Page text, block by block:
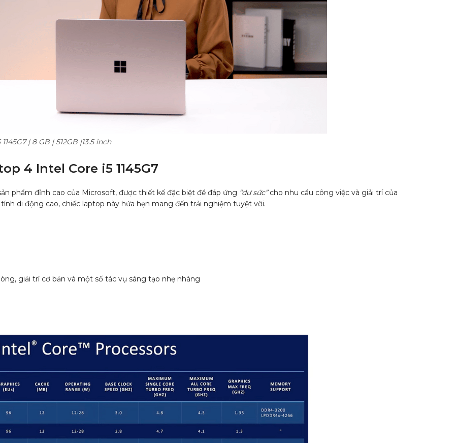
| 8 GB | 512GB |13.5 inch
4 Intel Core i5 1145G7
phẩm đỉnh cao của Microsoft, được thiết kế đặc biệt để đáp ứng “dư sức”cho nhu cầu công việc và giải trí của
di động cao, chiếc laptop này hứa hẹn mang đến trải nghiệm tuyệt vời.
giải trí cơ bản và một số tác vụ sáng tạo nhẹ nhàng